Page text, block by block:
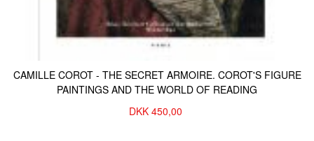
CAMILLE COROT - THE SECRET ARMOIRE. COROT'S FIGURE
PAINTINGS AND THE WORLD OF READING
DKK 450,00